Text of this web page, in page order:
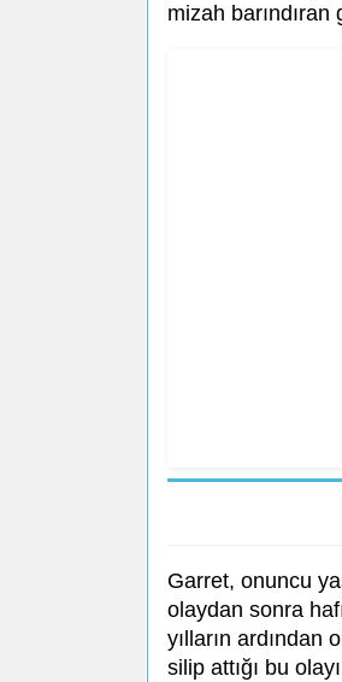
mizah
Garret, onuncu
olaydan sonra
yılların ardından
silip attığı bu